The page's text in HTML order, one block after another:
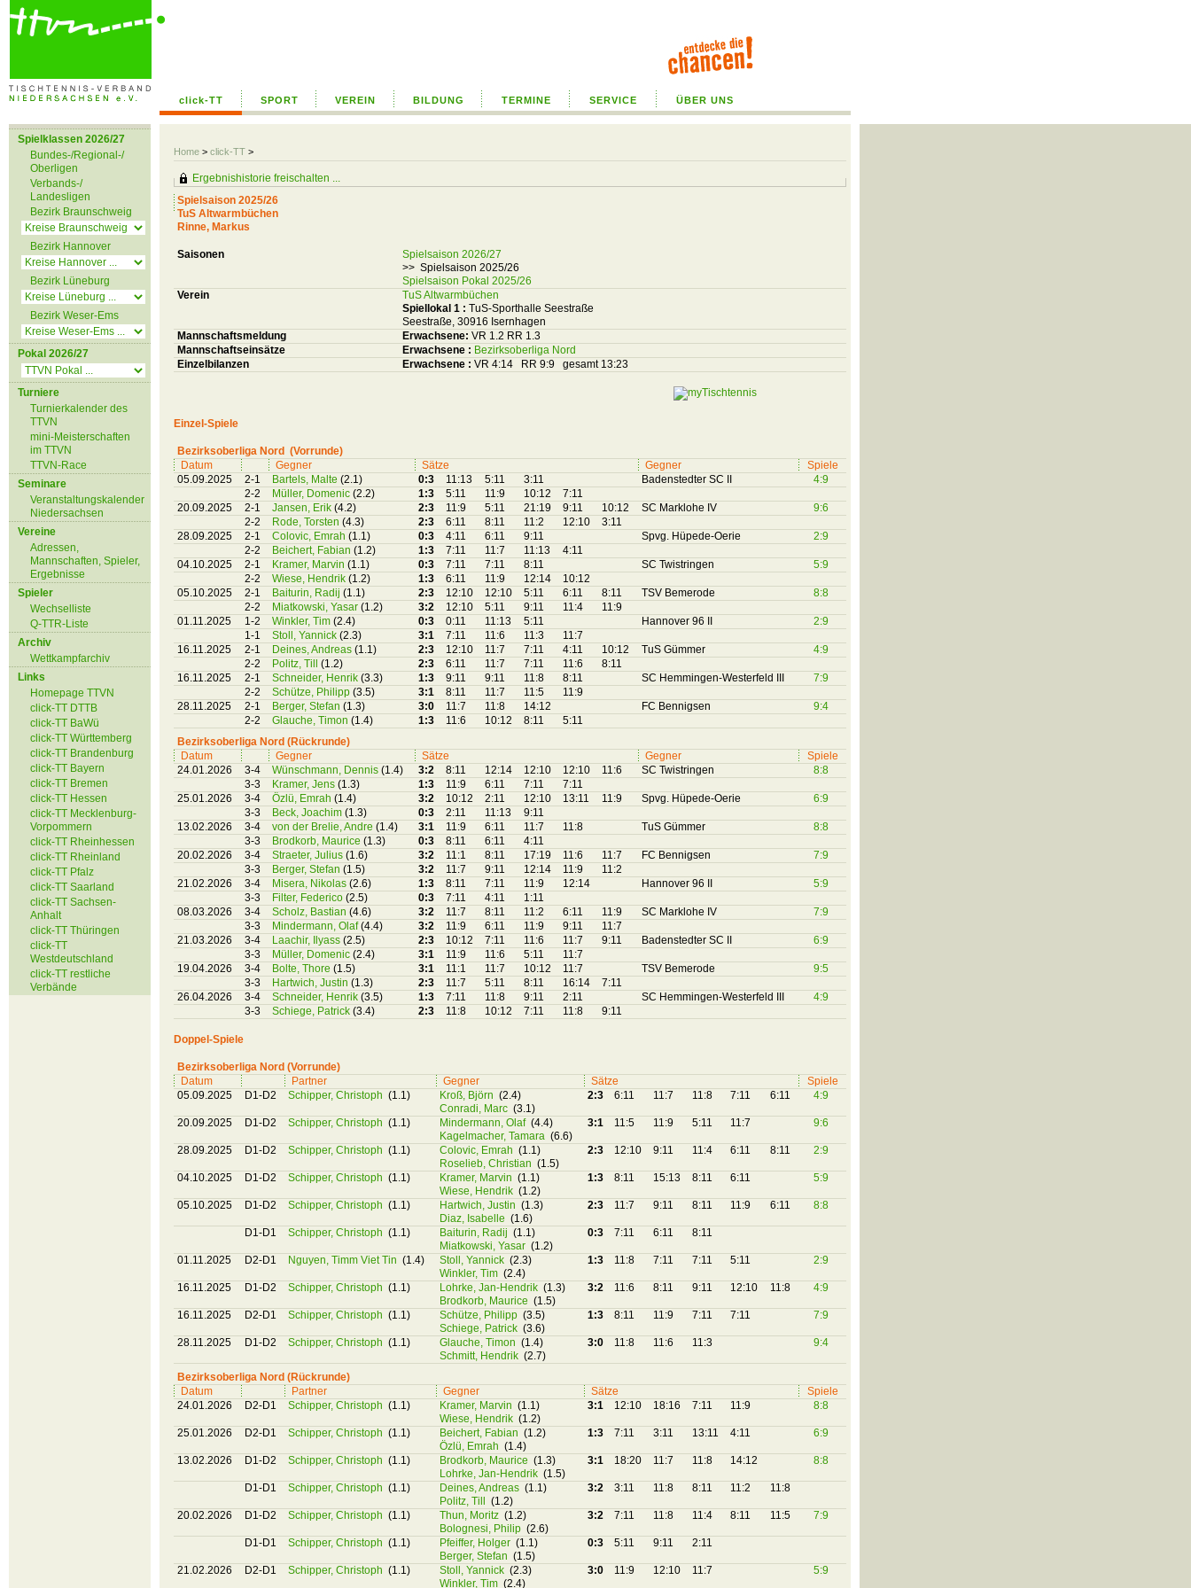
click-TT SPORT VEREIN BILDUNG TERMINE SERVICE ÜBER UNS
Home > click-TT >
Spielklassen 2026/27
Bundes-/Regional-/
Oberligen
Verbands-/
Landesligen
Bezirk Braunschweig
Bezirk Hannover
Bezirk Lüneburg
Bezirk Weser-Ems
Pokal 2026/27
Turniere
Turnierkalender des
TTVN
mini-Meisterschaften
im TTVN
TTVN-Race
Seminare
Veranstaltungskalender
Niedersachsen
Vereine
Adressen,
Mannschaften, Spieler,
Ergebnisse
Spieler
Wechselliste
Q-TTR-Liste
Archiv
Wettkampfarchiv
Links
Homepage TTVN
click-TT DTTB
click-TT BaWü
click-TT Württemberg
click-TT Brandenburg
click-TT Bayern
click-TT Bremen
click-TT Hessen
click-TT Mecklenburg-
Vorpommern
click-TT Rheinhessen
click-TT Rheinland
click-TT Pfalz
click-TT Saarland
click-TT Sachsen-
Anhalt
click-TT Thüringen
click-TT
Westdeutschland
click-TT restliche
Verbände
Ergebnishistorie freischalten ...
Spielsaison 2025/26
TuS Altwarmbüchen
Rinne, Markus
Saisonen
Spielsaison 2026/27
>> Spielsaison 2025/26
Spielsaison Pokal 2025/26
Verein
TuS Altwarmbüchen
Spiellokal 1 : TuS-Sporthalle Seestraße
Seestraße, 30916 Isernhagen
Mannschaftsmeldung
Erwachsene: VR 1.2 RR 1.3
Mannschaftseinsätze
Erwachsene : Bezirksoberliga Nord
Einzelbilanzen
Erwachsene : VR 4:14 RR 9:9 gesamt 13:23
Einzel-Spiele
Bezirksoberliga Nord (Vorrunde)
Datum
Gegner Sätze Gegner
Spiele
05.09.2025
2-1 Bartels, Malte (2.1) 0:3 11:13 5:11 3:11 Badenstedter SC II
4:9
2-2
Müller, Domenic (2.2) 1:3 5:11 11:9 10:12
7:11
20.09.2025
2-1 Jansen, Erik (4.2) 2:3 11:9 5:11 21:19 9:11 10:12 SC Marklohe IV
9:6
2-2
Rode, Torsten (4.3) 2:3 6:11 8:11 11:2 12:10
3:11
28.09.2025
2-1 Colovic, Emrah (1.1) 0:3 4:11 6:11 9:11 Spvg. Hüpede-Oerie
2:9
2-2
Beichert, Fabian (1.2) 1:3 7:11 11:7 11:13
4:11
04.10.2025
2-1 Kramer, Marvin (1.1) 0:3 7:11 7:11 8:11 SC Twistringen
5:9
2-2
Wiese, Hendrik (1.2) 1:3 6:11 11:9 12:14
10:12
05.10.2025
2-1 Baiturin, Radij (1.1) 2:3 12:10 12:10 5:11 6:11 8:11 TSV Bemerode
8:8
2-2
Miatkowski, Yasar (1.2) 3:2 12:10 5:11 9:11 11:4
11:9
01.11.2025
1-2 Winkler, Tim (2.4) 0:3 0:11 11:13 5:11 Hannover 96 II
2:9
1-1
Stoll, Yannick (2.3) 3:1 7:11 11:6 11:3
11:7
16.11.2025
2-1 Deines, Andreas (1.1) 2:3 12:10 11:7 7:11 4:11 10:12 TuS Gümmer
4:9
2-2
Politz, Till (1.2) 2:3 6:11 11:7 7:11 11:6
8:11
16.11.2025
2-1 Schneider, Henrik (3.3) 1:3 9:11 9:11 11:8 8:11 SC Hemmingen-Westerfeld III
7:9
2-2
Schütze, Philipp (3.5) 3:1 8:11 11:7 11:5
11:9
28.11.2025
2-1 Berger, Stefan (1.3) 3:0 11:7 11:8 14:12 FC Bennigsen
9:4
2-2
Glauche, Timon (1.4) 1:3 11:6 10:12 8:11
5:11
Bezirksoberliga Nord (Rückrunde)
Datum
Gegner Sätze Gegner
Spiele
24.01.2026
3-4 Wünschmann, Dennis (1.4) 3:2 8:11 12:14 12:10 12:10 11:6 SC Twistringen
8:8
3-3
Kramer, Jens (1.3) 1:3 11:9 6:11 7:11
7:11
25.01.2026
3-4 Özlü, Emrah (1.4) 3:2 10:12 2:11 12:10 13:11 11:9 Spvg. Hüpede-Oerie
6:9
3-3
Beck, Joachim (1.3) 0:3 2:11 11:13
9:11
13.02.2026
3-4 von der Brelie, Andre (1.4) 3:1 11:9 6:11 11:7 11:8 TuS Gümmer
8:8
3-3
Brodkorb, Maurice (1.3) 0:3 8:11 6:11
4:11
20.02.2026
3-4 Straeter, Julius (1.6) 3:2 11:1 8:11 17:19 11:6 11:7 FC Bennigsen
7:9
3-3
Berger, Stefan (1.5) 3:2 11:7 9:11 12:14 11:9
11:2
21.02.2026
3-4 Misera, Nikolas (2.6) 1:3 8:11 7:11 11:9 12:14 Hannover 96 II
5:9
3-3
Filter, Federico (2.5) 0:3 7:11 4:11
1:11
08.03.2026
3-4 Scholz, Bastian (4.6) 3:2 11:7 8:11 11:2 6:11 11:9 SC Marklohe IV
7:9
3-3
Mindermann, Olaf(4.4) 3:2 11:9 6:11 11:9 9:11
11:7
21.03.2026
3-4 Laachir, Ilyass (2.5) 2:3 10:12 7:11 11:6 11:7 9:11 Badenstedter SC II
6:9
3-3
Müller, Domenic (2.4) 3:1 11:9 11:6 5:11
11:7
19.04.2026
3-4 Bolte, Thore (1.5) 3:1 11:1 11:7 10:12 11:7 TSV Bemerode
9:5
3-3
Hartwich, Justin (1.3) 2:3 11:7 5:11 8:11 16:14
7:11
26.04.2026
3-4 Schneider, Henrik (3.5) 1:3 7:11 11:8 9:11 2:11 SC Hemmingen-Westerfeld III
4:9
3-3
Schiege, Patrick (3.4) 2:3 11:8 10:12 7:11 11:8 9:11
Doppel-Spiele
Bezirksoberliga Nord (Vorrunde)
Datum
Partner Gegner Sätze
Spiele
05.09.2025
D1-D2 Schipper, Christoph (1.1) Kroß, Björn (2.4)
Conradi, Marc (3.1)
2:3 6:11 11:7 11:8 7:11 6:11 4:9
20.09.2025 D1-D2 Schipper, Christoph (1.1) Mindermann, Olaf (4.4)
Kagelmacher, Tamara (6.6)
3:1 11:5 11:9 5:11 11:7 9:6
28.09.2025 D1-D2 Schipper, Christoph (1.1) Colovic, Emrah (1.1)
Roselieb, Christian (1.5)
2:3 12:10 9:11 11:4 6:11 8:11 2:9
04.10.2025 D1-D2 Schipper, Christoph (1.1) Kramer, Marvin (1.1)
Wiese, Hendrik (1.2)
1:3 8:11 15:13 8:11 6:11 5:9
05.10.2025 D1-D2 Schipper, Christoph (1.1) Hartwich, Justin (1.3)
Diaz, Isabelle (1.6)
2:3 11:7 9:11 8:11 11:9 6:11 8:8
D1-D1 Schipper, Christoph (1.1) Baiturin, Radij (1.1)
Miatkowski, Yasar (1.2)
0:3 7:11 6:11 8:11
01.11.2025 D2-D1 Nguyen, Timm Viet Tin (1.4) Stoll, Yannick (2.3)
Winkler, Tim (2.4)
1:3 11:8 7:11 7:11 5:11 2:9
16.11.2025 D1-D2 Schipper, Christoph (1.1) Lohrke, Jan-Hendrik (1.3)
Brodkorb, Maurice (1.5)
3:2 11:6 8:11 9:11 12:10 11:8 4:9
16.11.2025 D2-D1 Schipper, Christoph (1.1) Schütze, Philipp (3.5)
Schiege, Patrick (3.6)
1:3 8:11 11:9 7:11 7:11 7:9
28.11.2025 D1-D2 Schipper, Christoph (1.1) Glauche, Timon (1.4)
Schmitt, Hendrik (2.7)
3:0 11:8 11:6 11:3 9:4
Bezirksoberliga Nord (Rückrunde)
Datum
Partner Gegner Sätze
Spiele
24.01.2026
D2-D1 Schipper, Christoph (1.1) Kramer, Marvin (1.1)
Wiese, Hendrik (1.2)
3:1 12:10 18:16 7:11 11:9 8:8
25.01.2026 D2-D1 Schipper, Christoph (1.1) Beichert, Fabian (1.2)
Özlü, Emrah (1.4)
1:3 7:11 3:11 13:11 4:11 6:9
13.02.2026 D1-D2 Schipper, Christoph (1.1) Brodkorb, Maurice (1.3)
Lohrke, Jan-Hendrik (1.5)
3:1 18:20 11:7 11:8 14:12 8:8
D1-D1 Schipper, Christoph (1.1) Deines, Andreas (1.1)
Politz, Till
(1.2)
3:2 3:11 11:8 8:11 11:2 11:8
20.02.2026 D1-D2 Schipper, Christoph (1.1) Thun, Moritz (1.2)
Bolognesi, Philip (2.6)
3:2 7:11 11:8 11:4 8:11 11:5 7:9
D1-D1 Schipper, Christoph (1.1) Pfeiffer, Holger (1.1)
Berger, Stefan (1.5)
0:3 5:11 9:11 2:11
21.02.2026 D2-D1 Schipper, Christoph (1.1) Stoll, Yannick (2.3)
Winkler, Tim (2.4)
3:0 11:9 12:10 11:7 5:9